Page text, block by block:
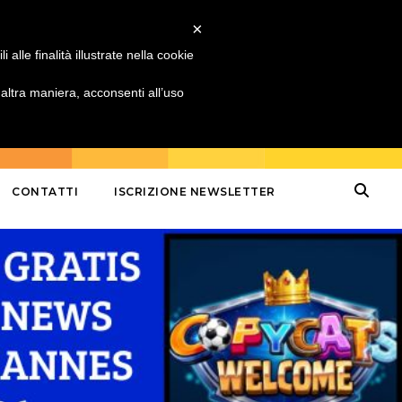
CONTATTI ISCRIZIONE NEWSLETTER
×
alle finalità illustrate nella cookie
maniera, acconsenti all’uso